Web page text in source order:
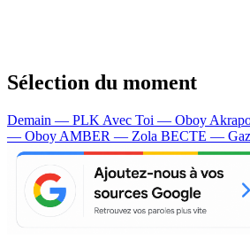
Sélection du moment
Demain — PLK Avec Toi — Oboy
— Oboy AMBER — Zola BECTE —